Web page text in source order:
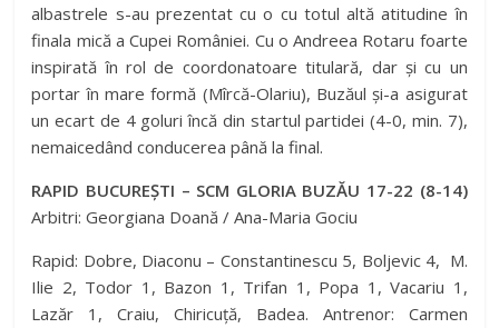
albastrele s-au prezentat cu o cu totul altă atitudine în
finala mică a Cupei României. Cu o Andreea Rotaru foarte
inspirată în rol de coordonatoare titulară, dar și cu un
portar în mare formă (Mîrcă-Olariu), Buzăul și-a asigurat
un ecart de 4 goluri încă din startul partidei (4-0, min. 7),
nemaicedând conducerea până la final.
RAPID BUCUREȘTI – SCM GLORIA BUZĂU 17-22 (8-14)
Arbitri: Georgiana Doană / Ana-Maria Gociu
Rapid: Dobre, Diaconu – Constantinescu 5, Boljevic 4, M.
Ilie 2, Todor 1, Bazon 1, Trifan 1, Popa 1, Vacariu 1,
Lazăr 1, Craiu, Chiricuță, Badea. Antrenor: Carmen